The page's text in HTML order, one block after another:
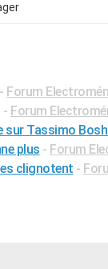
- Forum
- Forum
sur Tassimo
plus - Forum
clignotent -